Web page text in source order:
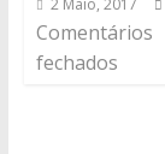
2 Maio, 2017
Comentários
fechados